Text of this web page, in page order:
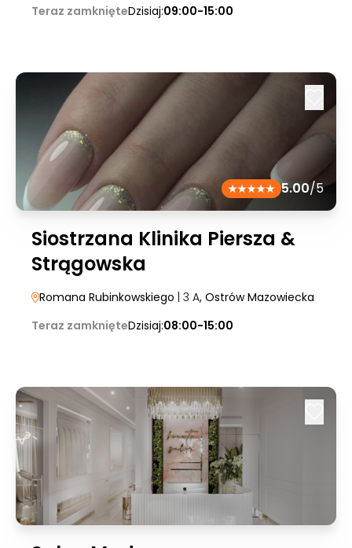
Teraz zamknięteDzisiaj:09:00-15:00
5.00/5
Siostrzana Klinika Piersza &
Strągowska
Romana Rubinkowskiego | 3 A, Ostrów Mazowiecka
Teraz zamknięteDzisiaj:08:00-15:00